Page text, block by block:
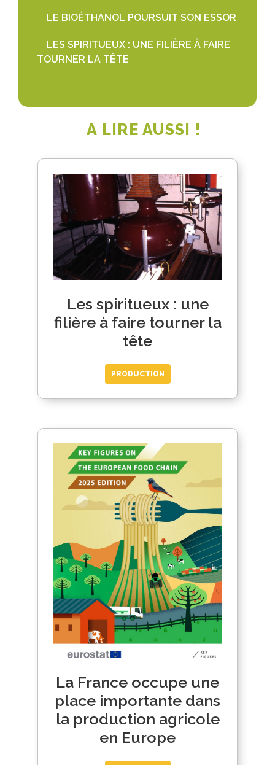
LE BIOÉTHANOL POURSUIT SON ESSOR
LES SPIRITUEUX : UNE FILIÈRE À FAIRE
TOURNER LA TÊTE
A LIRE AUSSI !
Les spiritueux : une
filière à faire tourner la
tête
PRODUCTION
La France occupe une
place importante dans
la production agricole
en Europe